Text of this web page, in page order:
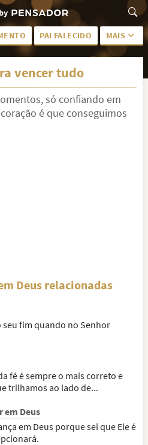
PAI FALECIDO MAIS
PALAVRAS
DESCANSE EM PAZ
vencer tudo
só confiando em
é que conseguimos
Deus relacionadas
seu fim quando no Senhor
fé é sempre o mais correto e
trilhamos ao lado de...
em Deus
em Deus porque sei que Ele é